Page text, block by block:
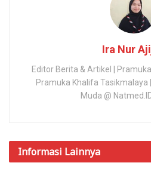
Ira Nur
Editor Berita & Artikel |
Pramuka Khalifa Tasikmalaya
Muda @
Informasi Lainnya